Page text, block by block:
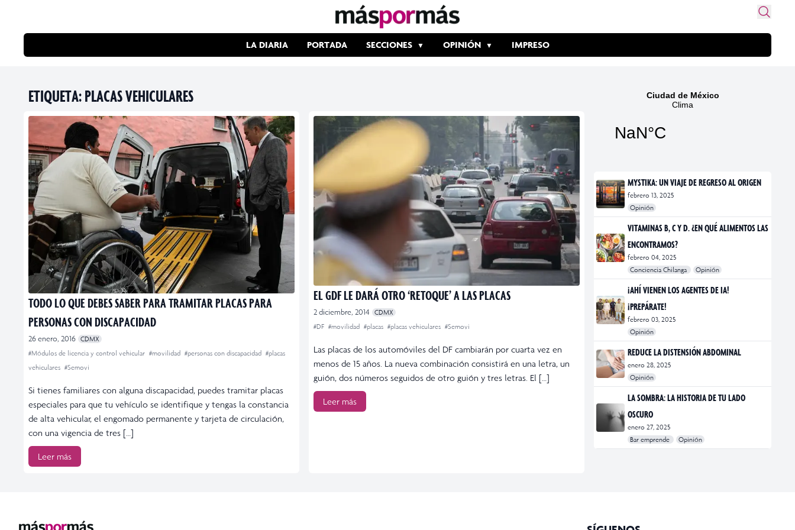
LA DIARIA PORTADA SECCIONES OPINIÓN IMPRESO
ETIQUETA:PLACAS VEHICULARES
TODO LO QUE DEBES SABER PARA TRAMITAR PLACAS PARA
PERSONAS CON DISCAPACIDAD
26 enero, 2016 CDMX
#Módulos de licencia y control vehicular #movilidad #personas con discapacidad #placas
vehiculares #Semovi
Si tienes familiares con alguna discapacidad, puedes tramitar placas
especiales para que tu vehículo se identifique y tengas la constancia
de alta vehicular, el engomado permanente y tarjeta de circulación,
con una vigencia de tres […]
Leer más
EL GDF LE DARÁ OTRO ‘RETOQUE’ A LAS PLACAS
2 diciembre, 2014
CDMX
#DF #movilidad #placas #placas vehiculares #Semovi
Las placas de los automóviles del DF cambiarán por cuarta vez en
menos de 15 años. La nueva combinación consistirá en una letra, un
guión, dos números seguidos de otro guión y tres letras. El […]
Leer más
MYSTIKA: UN VIAJE DE REGRESO AL ORIGEN
febrero 13, 2025
Opinión
#exposiciones
#fotografía
VITAMINAS B, C Y D. ¿EN QUÉ ALIMENTOS LAS
ENCONTRAMOS?
febrero 04, 2025
Conciencia Chilanga
Opinión
#bienestar
#Opinión
#Principal
¡AHÍ VIENEN LOS AGENTES DE IA!
¡PREPÁRATE!
febrero 03, 2025
Opinión
#Bar Emprende
#Opinión
#Principal
REDUCE LA DISTENSIÓN ABDOMINAL
enero 28, 2025
Opinión
#bienestar
#Opinión
#Principal
#Salud
LA SOMBRA: LA HISTORIA DE TU LADO
OSCURO
enero 27, 2025
Bar emprende
Opinión
#Bar Emprende
#CDMX
#marketing